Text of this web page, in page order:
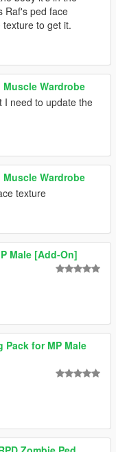
Raf's ped face
to get it.
Wardrobe
I need to update the
Wardrobe
texture
Male [Add-On]
Pack for MP Male